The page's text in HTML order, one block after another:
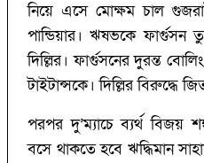
নিয়ে এসে মোক্ষম চাল
পান্ডিয়ার। ঋষভকে
দিল্লির। ফার্গুসনের দুরন্ত
টাইটান্সকে। দিল্লির বিরুদ্ধে
পরপর দু’‌ম্যাচে ব্যর্থ
বসে থাকতে হবে ঋদ্ধিমান